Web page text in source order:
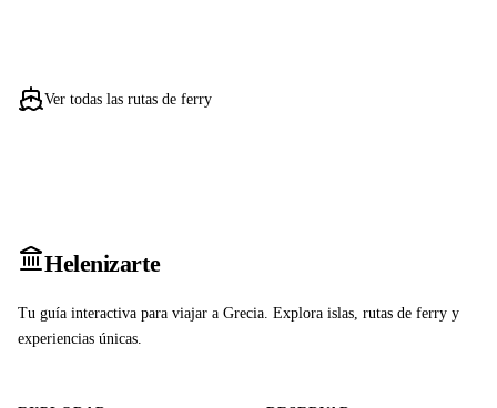
Ver todas las rutas de ferry
Helenizarte
Tu guía interactiva para viajar a Grecia. Explora islas, rutas de ferry y
experiencias únicas.